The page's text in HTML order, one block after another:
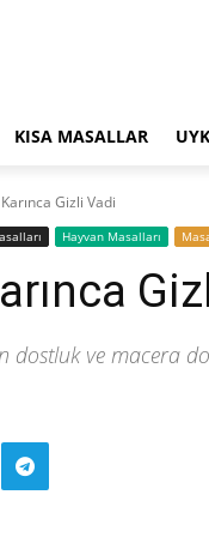
KISA MASALLAR
Gizli Vadi
Hayvan Masalları
dostluk ve macera